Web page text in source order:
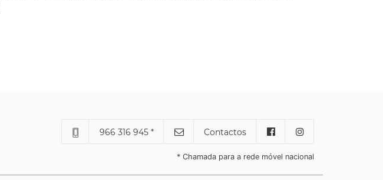
966 316 945 * Contactos
* Chamada para a rede móvel nacional